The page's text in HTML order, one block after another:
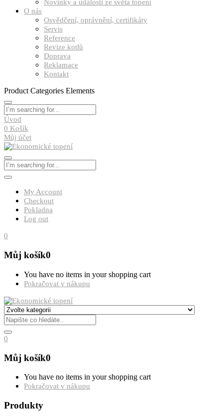
Novinky a události ze světa topení
O nás
Osvědčení, oprávnění, certifikáty
Servis
Reference
Revize kotlů
Doprava
Reklamace
Kontakt
Product Categories Elements
Úvod
0 Košík
Můj účet
My Account
Checkout
Pokladna
Log out
0
Můj košík0
You have no items in your shopping cart
Pokračovat v nákupu
0
Můj košík0
You have no items in your shopping cart
Pokračovat v nákupu
Produkty